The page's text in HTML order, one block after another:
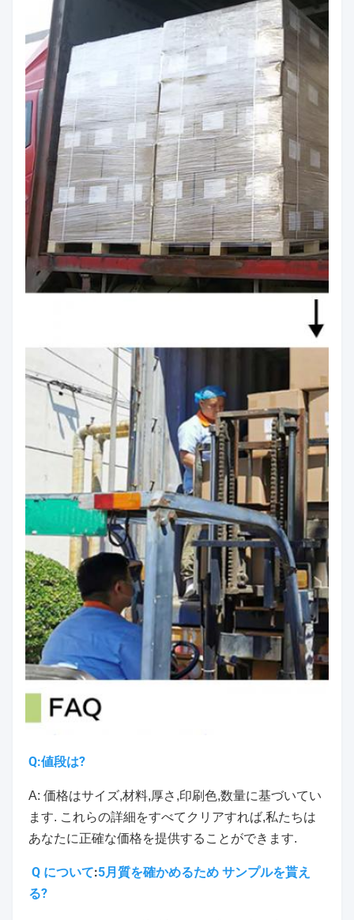
Q:値段は?
A: 価格はサイズ,材料,厚さ,印刷色,数量に基づいてい
ます. これらの詳細をすべてクリアすれば,私たちは
あなたに正確な価格を提供することができます.
Q について:5月 質を確かめるため サンプルを貰え
る?